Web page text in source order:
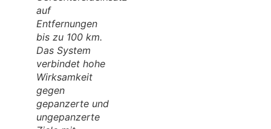
auf
Entfernungen
bis zu 100 km.
Das System
verbindet hohe
Wirksamkeit
gegen
gepanzerte und
ungepanzerte